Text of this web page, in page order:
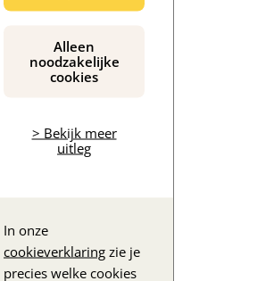
Alleen
noodzakelijke
cookies
> Bekijk meer
uitleg
In onze
cookieverklaring zie je
precies welke cookies